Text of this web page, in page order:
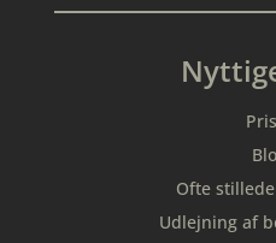
Ofte
Udlejning af